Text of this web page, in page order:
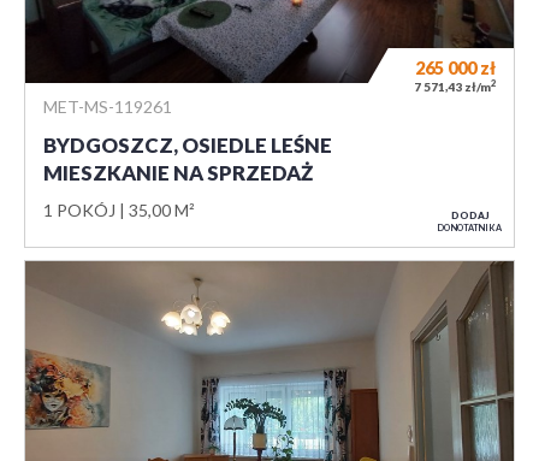
MET-MS-119261
BYDGOSZCZ, OSIEDLE LEŚNE
MIESZKANIE NA SPRZEDAŻ
1 POKÓJ 35,00 M²
265 000zł
7 571,43 zł/m2
DODAJ
DO NOTATNIKA